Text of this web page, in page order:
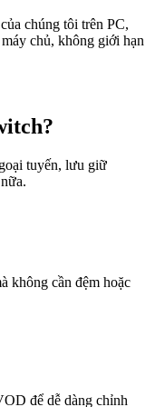
chúng tôi trên PC,
chủ, không giới hạn
tuyến, lưu giữ
không cần đệm hoặc
để dễ dàng chỉnh